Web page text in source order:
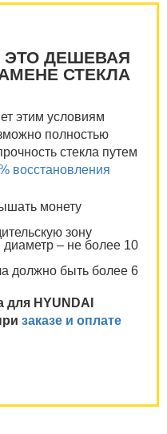
ЭТО ДЕШЕВАЯ
СТЕКЛА
этим условиям
полностью
стекла путем
восстановления
монету
зону
– не более 10
должно быть более 6
HYUNDAI
заказе и оплате